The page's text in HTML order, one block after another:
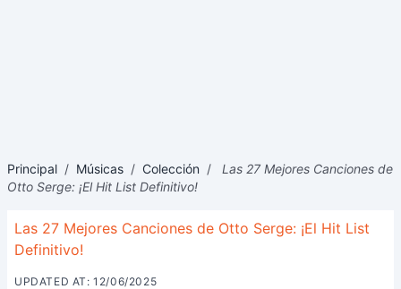
Principal / Músicas / Colección /
Las 27 Mejores Canciones de
Otto Serge: ¡El Hit List Definitivo!
Las 27 Mejores Canciones de Otto Serge: ¡El Hit List
Definitivo!
UPDATED AT: 12/06/2025